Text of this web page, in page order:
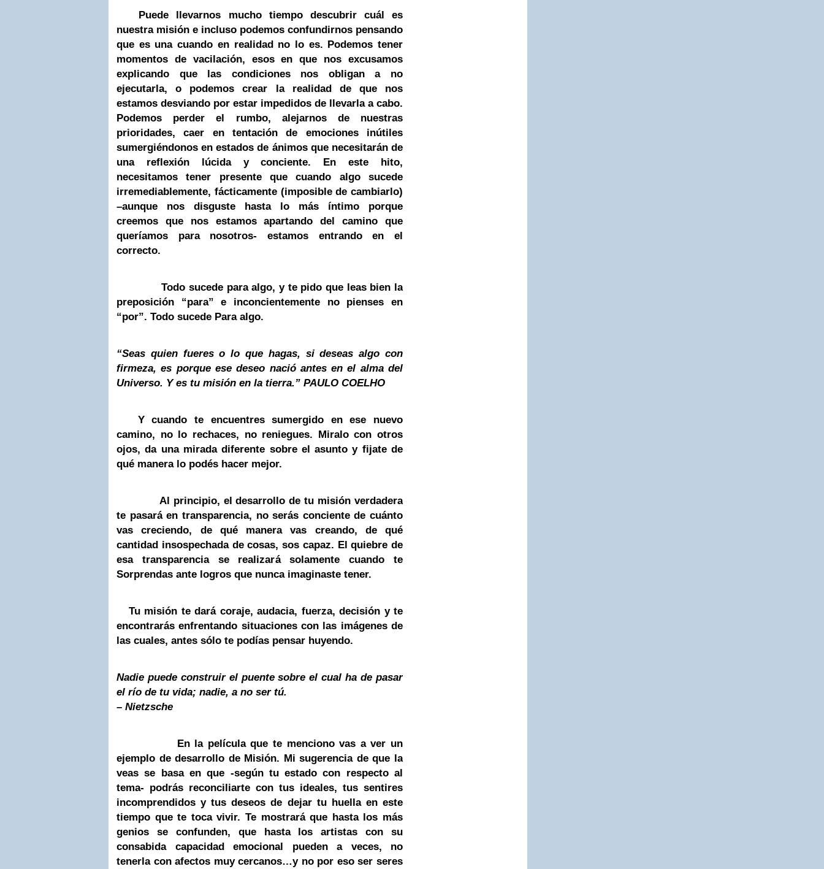
Puede llevarnos mucho tiempo descubrir cuál es
nuestra misión e incluso podemos confundirnos pensando
que es una cuando en realidad no lo es. Podemos tener
momentos de vacilación, esos en que nos excusamos
explicando que las condiciones nos obligan a no
ejecutarla, o podemos crear la realidad de que nos
estamos desviando por estar impedidos de llevarla a cabo.
Podemos perder el rumbo, alejarnos de nuestras
prioridades, caer en tentación de emociones inútiles
sumergiéndonos en estados de ánimos que necesitarán de
una reflexión lúcida y conciente. En este hito,
necesitamos tener presente que cuando algo sucede
irremediablemente, fácticamente (imposible de cambiarlo)
–aunque nos disguste hasta lo más íntimo porque
creemos que nos estamos apartando del camino que
queríamos para nosotros- estamos entrando en el
correcto.
Todo sucede paraalgo, y te pido que leas bien la
preposición “para” e inconcientemente no pienses en
“por”. Todo sucede Para algo.
“Seas quien fueres o lo que hagas, si deseas algo con
firmeza, es porque ese deseo nació antes en el alma del
Universo. Y es tu misión en la tierra.” PAULO COELHO
Y cuando te encuentres sumergido en ese nuevo
camino, no lo rechaces, no reniegues. Miralo con otros
ojos, da una mirada diferente sobre el asunto y fijate de
qué manera lo podés hacer mejor.
Al principio, el desarrollo de tu misión verdadera
te pasará en transparencia, no serás conciente de cuánto
vas creciendo, de qué manera vas creando, de qué
cantidad insospechada de cosas, sos capaz. El quiebre de
esa transparencia se realizará solamente cuando te
Sorprendas ante logros que nunca imaginaste tener.
Tu misión te dará coraje, audacia, fuerza, decisión y te
encontrarás enfrentando situaciones con las imágenes de
las cuales, antes sólo te podías pensar huyendo.
Nadie puede construir el puente sobre el cual ha de pasar
el río de tu vida; nadie, a no ser tú.
– Nietzsche
En la película que te menciono vas a ver un
ejemplo de desarrollo de Misión. Mi sugerencia de que la
veas se basa en que -según tu estado con respecto al
tema- podrás reconciliarte con tus ideales, tus sentires
incomprendidos y tus deseos de dejar tu huella en este
tiempo que te toca vivir. Te mostrará que hasta los más
genios se confunden, que hasta los artistas con su
consabida capacidad emocional pueden a veces, no
tenerla con afectos muy cercanos…y no por eso ser seres